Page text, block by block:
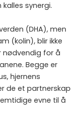
synergi.
(DHA), men
(kolin), blir ikke
nødvendig for å
Begge er
hjernens
de et partnerskap
evne til å